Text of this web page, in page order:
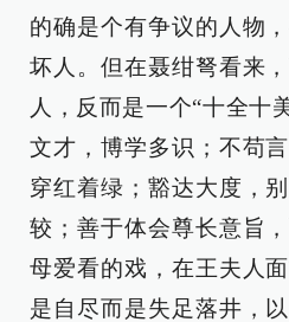
的确是个有争议的人物
坏人。但在聂绀弩看来
人，反而是一个“十全十
文才，博学多识；不苟
穿红着绿；豁达大度，
较；善于体会尊长意旨
母爱看的戏，在王夫人
是自尽而是失足落井，